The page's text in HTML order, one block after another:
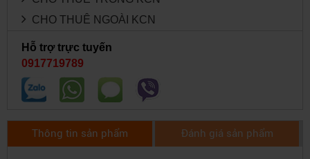
CHO THUÊ NGOÀI KCN
Hỗ trợ trực tuyến
0917719789
Thông tin sản phẩm Đánh giá sản phẩm